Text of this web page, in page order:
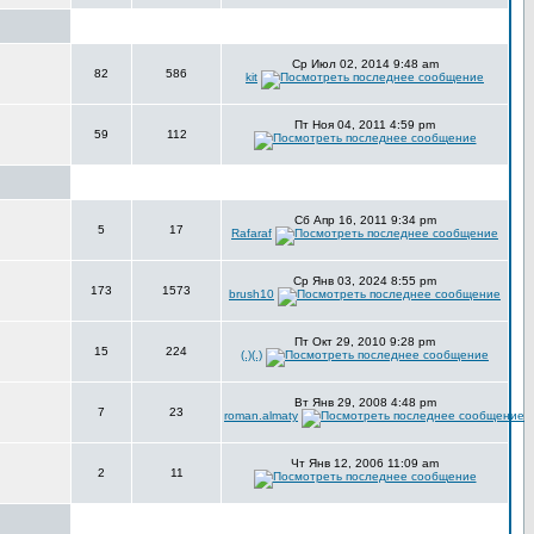
82 586
Ср Июл 02, 2014 9:48 am
kit
59 112
Пт Ноя 04, 2011 4:59 pm
5 17
Сб Апр 16, 2011 9:34 pm
Rafaraf
173 1573
Ср Янв 03, 2024 8:55 pm
brush10
15 224
Пт Окт 29, 2010 9:28 pm
(.)(.)
7 23
Вт Янв 29, 2008 4:48 pm
roman.almaty
2 11
Чт Янв 12, 2006 11:09 am